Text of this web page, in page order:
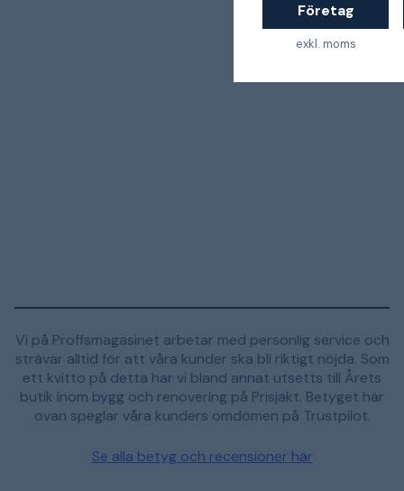
Företag
exkl. moms
Vi på Proffsmagasinet arbetar med personlig service och
strävar alltid för att våra kunder ska bli riktigt nöjda. Som
ett kvitto på detta har vi bland annat utsetts till Årets
butik inom bygg och renovering på Prisjakt. Betyget här
ovan speglar våra kunders omdömen på Trustpilot.
Se alla betyg och recensioner här